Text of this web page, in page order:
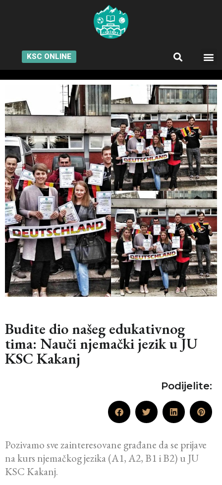
KSC ONLINE
Budite dio našeg edukativnog
tima: Nauči njemački jezik u JU
KSC Kakanj
Podijelite:
Pozivamo sve zainteresovane građane da se prijave
na kurs njemačkog jezika (A1, A2, B1 i B2) u JU
KSC Kakanj.